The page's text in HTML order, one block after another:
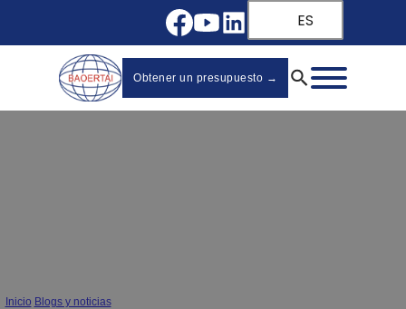
ES
Obtener un presupuesto →
Inicio Blogs y noticias/